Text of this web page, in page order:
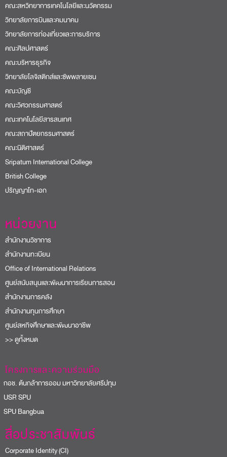
คณะสหวิทยาการเทคโนโลยีและนวัตกรรม
วิทยาลัยการบินและคมนาคม
วิทยาลัยการท่องเที่ยวและการบริการ
คณะศิลปศาสตร์
คณะบริหารธุรกิจ
วิทยาลัยโลจิสติกส์และซัพพลายเชน
คณะบัญชี
คณะวิศวกรรมศาสตร์
คณะเทคโนโลยีสารสนเทศ
คณะสถาปัตยกรรมศาสตร์
คณะนิติศาสตร์
Sripatum International College
British College
ปริญญาโท-เอก
หน่วยงาน
สำนักงานวิชาการ
สำนักงานทะเบียน
Office of International Relations
ศูนย์สนับสนุนและพัฒนาการเรียนการสอน
สำนักงานการคลัง
สำนักงานทุนการศึกษา
ศูนย์สหกิจศึกษาและพัฒนาอาชีพ
>> ดูทั้งหมด
โครงการและความร่วมมือ
ช. ต้นกล้าการออม มหาวิทยาลัยศรีปทุม
SPU
Bangbua
สื่อประชาสัมพันธ์
Corporate Identity (CI)